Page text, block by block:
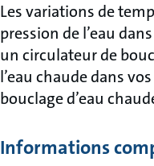
Les variations de
pression de l’eau
un circulateur de
l’eau chaude dans
bouclage d’eau
Informations